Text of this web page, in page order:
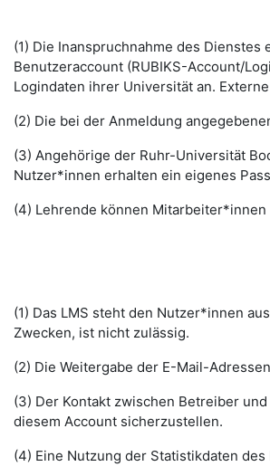
(1) Die Inanspruchnahme des
Benutzeraccount (RUBIKS-Account/
Logindaten ihrer Universität an.
(2) Die bei der Anmeldung
(3) Angehörige der Ruhr-Universität
Nutzer*innen erhalten ein eigenes
(4) Lehrende können
(1) Das LMS steht den Nutzer*innen
Zwecken, ist nicht zulässig.
(2) Die Weitergabe der E-Mail-
(3) Der Kontakt zwischen Betreiber
diesem Account sicherzustellen.
(4) Eine Nutzung der Statistikdaten